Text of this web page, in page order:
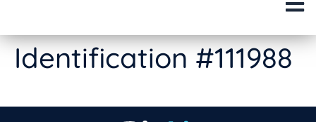
Identification #111988